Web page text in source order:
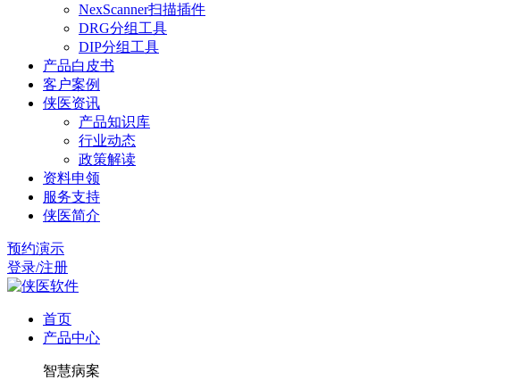
NexScanner扫描插件
DRG分组工具
DIP分组工具
产品白皮书
客户案例
侠医资讯
产品知识库
行业动态
政策解读
资料申领
服务支持
侠医简介
预约演示
登录/注册
首页
产品中心
智慧病案